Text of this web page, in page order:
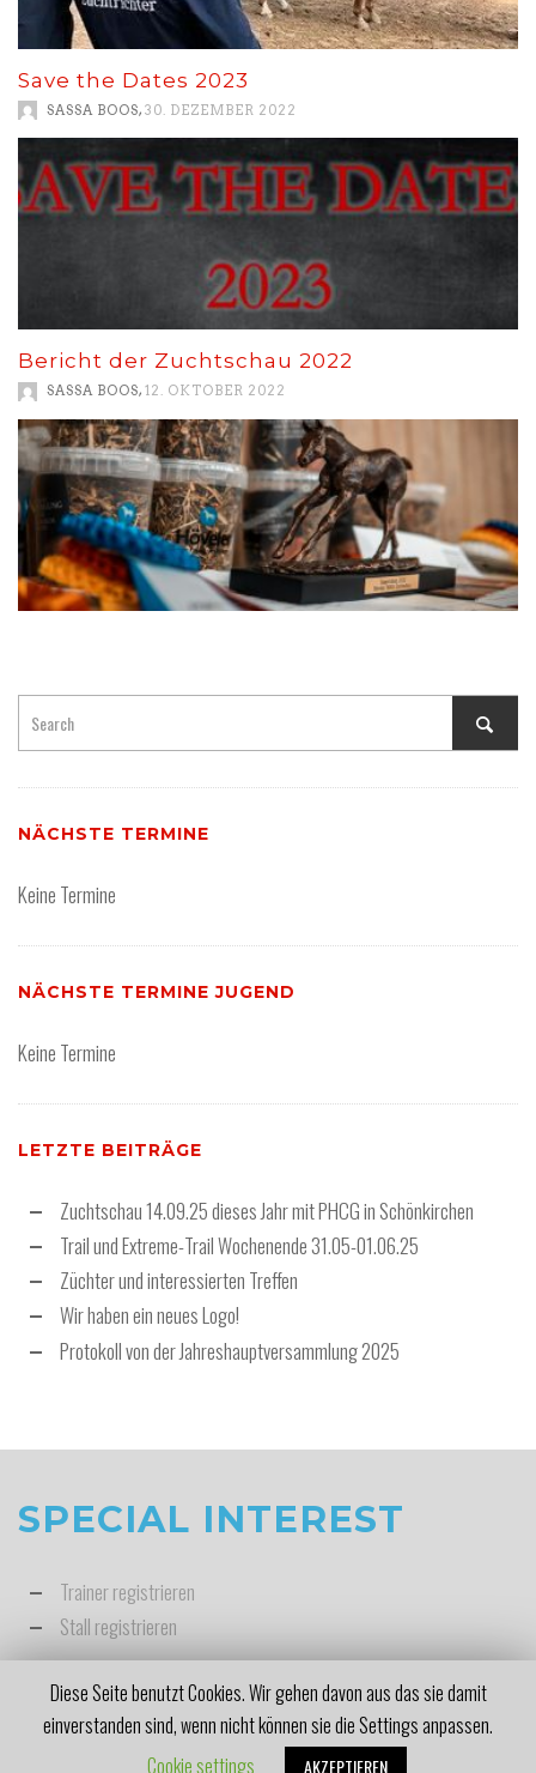
Save the Dates 2023
SASSA BOOS, 30. DEZEMBER 2022
Bericht der Zuchtschau 2022
SASSA BOOS, 12. OKTOBER 2022
NÄCHSTE TERMINE
Keine Termine
NÄCHSTE TERMINE JUGEND
Keine Termine
LETZTE BEITRÄGE
Zuchtschau 14.09.25 dieses Jahr mit PHCG in Schönkirchen
Trail und Extreme-Trail Wochenende 31.05-01.06.25
Züchter und interessierten Treffen
Wir haben ein neues Logo!
Protokoll von der Jahreshauptversammlung 2025
SPECIAL INTEREST
Trainer registrieren
Stall registrieren
Copyright © 2020, DQHA Regionalgruppe Schleswig-Holstein
Diese Seite benutzt Cookies. Wir gehen davon aus das sie damit
einverstanden sind, wenn nicht können sie die Settings anpassen.
Cookie settings
AKZEPTIEREN